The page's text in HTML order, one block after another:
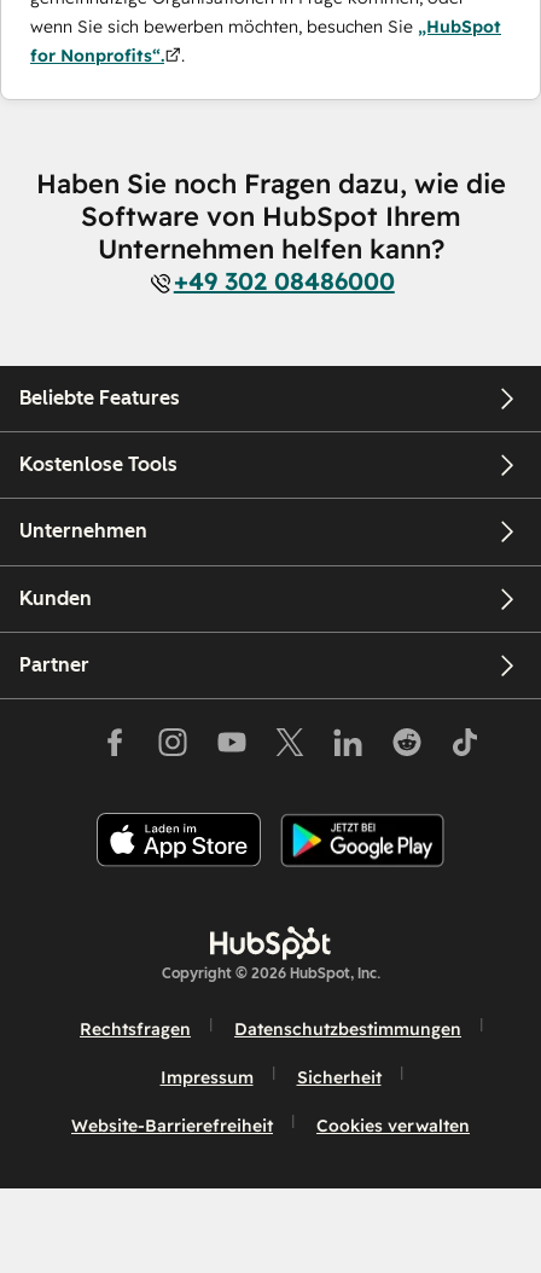
wenn Sie sich bewerben möchten, besuchen Sie „HubSpot
for Nonprofits“.
.
Haben Sie noch Fragen dazu, wie die
Software von HubSpot Ihrem
Unternehmen helfen kann?
+49 302 08486000
Beliebte Features
Kostenlose Tools
Unternehmen
Kunden
Partner
Copyright © 2026 HubSpot, Inc.
Rechtsfragen Datenschutzbestimmungen
Impressum Sicherheit
Website-Barrierefreiheit Cookies verwalten